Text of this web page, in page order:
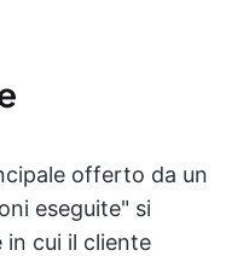
offerto da un
eseguite" si
in cui il cliente